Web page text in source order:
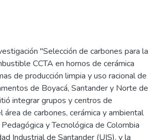
"Selección de carbones para la
CCTA en hornos de cerámica
de producción limpia y uso racional de
de Boyacá, Santander y Norte de
integrar grupos y centros de
área de carbones, cerámica y ambiental
y Tecnológica de Colombia
Industrial de Santander (UIS), y la